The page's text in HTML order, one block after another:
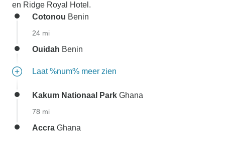
en Ridge Royal Hotel.
Cotonou Benin
24 mi
Ouidah Benin
Laat %num% meer zien
Kakum Nationaal Park Ghana
78 mi
Accra Ghana